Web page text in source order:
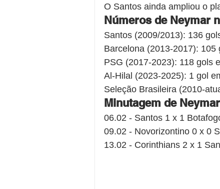
O Santos ainda ampliou o
Números de Neymar
Santos (2009/2013): 136
Barcelona (2013-2017): 105
PSG (2017-2023): 118 gols
Al-Hilal (2023-2025): 1 gol
Seleção Brasileira (2010-
Minutagem de
06.02 - Santos 1 x 1
09.02 - Novorizontino 0 x 0
13.02 - Corinthians 2 x 1